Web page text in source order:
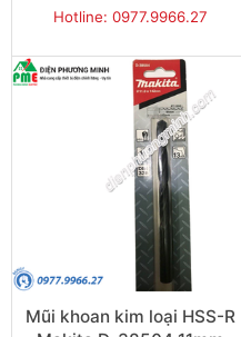
Hotline: 0977.9966.27
Mũi khoan kim loại HSS-R